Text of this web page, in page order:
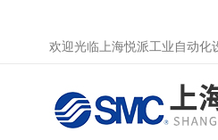
欢迎光临上海悦派工业自动化